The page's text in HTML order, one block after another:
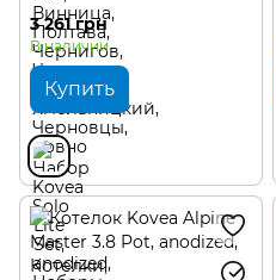
3 261 грн
В наличии
Купить